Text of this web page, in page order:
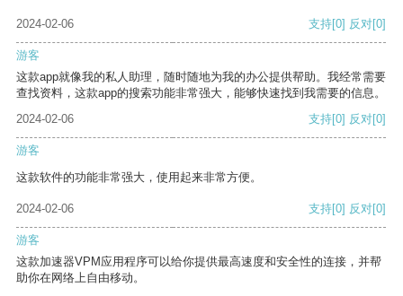
2024-02-06 支持[0] 反对[0]
游客
这款app就像我的私人助理，随时随地为我的办公提供帮助。我经常需要
查找资料，这款app的搜索功能非常强大，能够快速找到我需要的信息。
2024-02-06
支持[0] 反对[0]
游客
这款软件的功能非常强大，使用起来非常方便。
2024-02-06 支持[0] 反对[0]
游客
这款加速器VPM应用程序可以给你提供最高速度和安全性的连接，并帮
助你在网络上自由移动。